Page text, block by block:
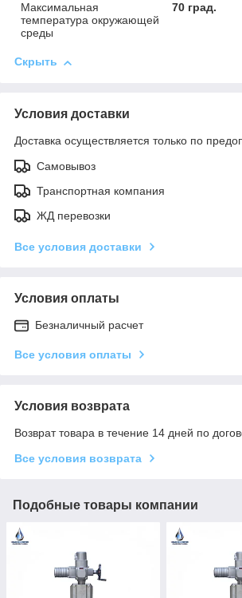
Максимальная
температура окружающей
среды
70 град.
Скрыть
Условия доставки
Доставка осуществляется только по
Самовывоз
Транспортная компания
ЖД перевозки
Все условия доставки
Условия оплаты
Безналичный расчет
Все условия оплаты
Условия возврата
Возврат товара в течение 14 дней по
Все условия возврата
Подобные товары компании